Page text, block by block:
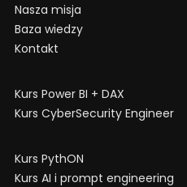
Nasza misja
Baza wiedzy
Kontakt
Kurs Power BI + DAX
Kurs CyberSecurity Engineer
Kurs PythON
Kurs AI i prompt engineering